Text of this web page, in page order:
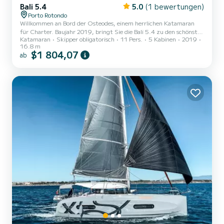
Bali 5.4 5.0 (1 bewertungen)
Porto Rotondo
Willkommen an Bord der Osteodes, einem herrlichen Katamaran
für Charter. Baujahr 2019, bringt Sie die Bali 5.4 zu den schönsten
Ankerplätzen von Porto Rotondo. Das Boot verfügt über 5
komfortable Kabinen und eine maximale Belegung von Personen.
Mit einer Gesamtlänge von 17 Metern wird es Ihr bester
Crewmitglieder: Skipper, Hostess und Koch. Für Ihren Komfort
Katamaran Skipper obligatorisch 11 Pers. 5 Kabinen
2019
16.8 m
ab $1 804,07